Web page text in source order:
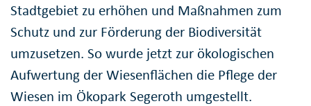
Stadtgebiet zu erhöhen und Maßnahmen zum
Schutz und zur Förderung der Biodiversität
umzusetzen. So wurde jetzt zur ökologischen
Aufwertung der Wiesenflächen die Pflege der
Wiesen im Ökopark Segeroth umgestellt.